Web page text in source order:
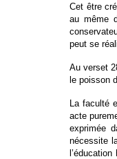
Cet être
au même
peut se
Au verset
le poisson
La faculté
acte
exprimée
nécessite